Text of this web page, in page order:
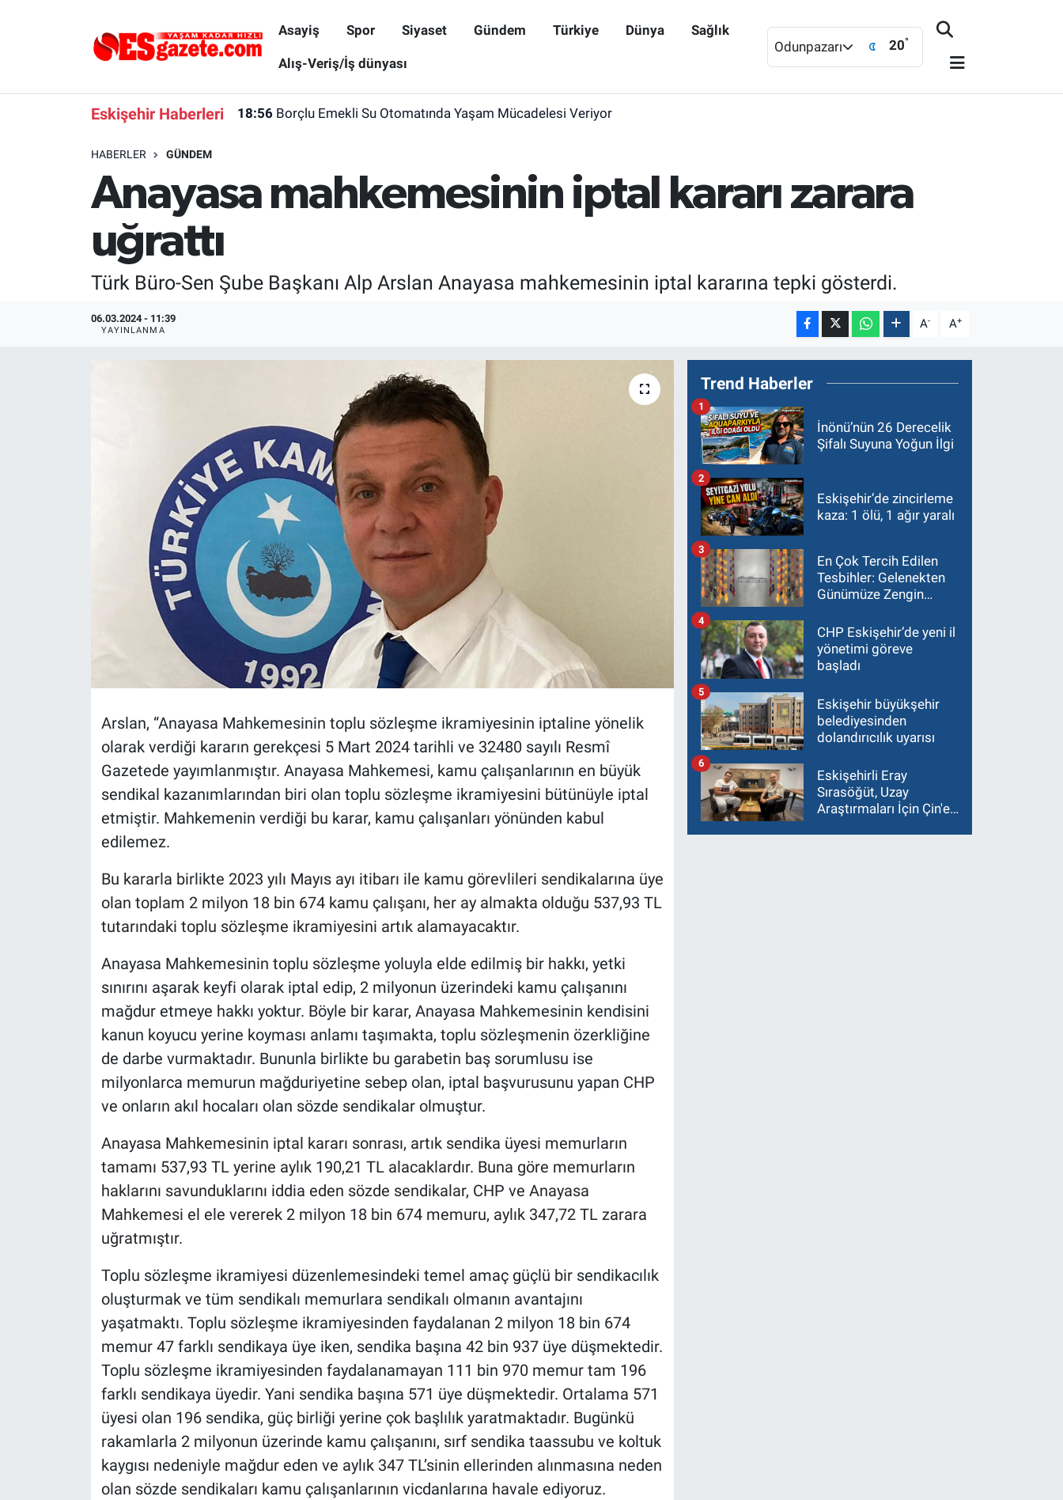
Asayiş Spor Siyaset Gündem Türkiye Dünya Sağlık
Alış-Veriş/İş dünyası
Odunpazarı 20°
Eskişehir Haberleri 18:56 Borçlu Emekli Su Otomatında Yaşam Mücadelesi Veriyor
HABERLER GÜNDEM
Anayasa mahkemesinin iptal kararı zarara
uğrattı
Türk Büro-Sen Şube Başkanı Alp Arslan Anayasa mahkemesinin iptal kararına tepki gösterdi.
06.03.2024 - 11:39
YAYINLANMA A- A+
Arslan, “Anayasa Mahkemesinin toplu sözleşme ikramiyesinin iptaline yönelik
olarak verdiği kararın gerekçesi 5 Mart 2024 tarihli ve 32480 sayılı Resmî
Gazetede yayımlanmıştır. Anayasa Mahkemesi, kamu çalışanlarının en büyük
sendikal kazanımlarından biri olan toplu sözleşme ikramiyesini bütünüyle iptal
etmiştir. Mahkemenin verdiği bu karar, kamu çalışanları yönünden kabul
edilemez.
Bu kararla birlikte 2023 yılı Mayıs ayı itibarı ile kamu görevlileri sendikalarına üye
olan toplam 2 milyon 18 bin 674 kamu çalışanı, her ay almakta olduğu 537,93 TL
tutarındaki toplu sözleşme ikramiyesini artık alamayacaktır.
Anayasa Mahkemesinin toplu sözleşme yoluyla elde edilmiş bir hakkı, yetki
sınırını aşarak keyfi olarak iptal edip, 2 milyonun üzerindeki kamu çalışanını
mağdur etmeye hakkı yoktur. Böyle bir karar, Anayasa Mahkemesinin kendisini
kanun koyucu yerine koyması anlamı taşımakta, toplu sözleşmenin özerkliğine
de darbe vurmaktadır. Bununla birlikte bu garabetin baş sorumlusu ise
milyonlarca memurun mağduriyetine sebep olan, iptal başvurusunu yapan CHP
ve onların akıl hocaları olan sözde sendikalar olmuştur.
Anayasa Mahkemesinin iptal kararı sonrası, artık sendika üyesi memurların
tamamı 537,93 TL yerine aylık 190,21 TL alacaklardır. Buna göre memurların
haklarını savunduklarını iddia eden sözde sendikalar, CHP ve Anayasa
Mahkemesi el ele vererek 2 milyon 18 bin 674 memuru, aylık 347,72 TL zarara
uğratmıştır.
Toplu sözleşme ikramiyesi düzenlemesindeki temel amaç güçlü bir sendikacılık
oluşturmak ve tüm sendikalı memurlara sendikalı olmanın avantajını
yaşatmaktı. Toplu sözleşme ikramiyesinden faydalanan 2 milyon 18 bin 674
memur 47 farklı sendikaya üye iken, sendika başına 42 bin 937 üye düşmektedir.
Toplu sözleşme ikramiyesinden faydalanamayan 111 bin 970 memur tam 196
farklı sendikaya üyedir. Yani sendika başına 571 üye düşmektedir. Ortalama 571
üyesi olan 196 sendika, güç birliği yerine çok başlılık yaratmaktadır. Bugünkü
rakamlarla 2 milyonun üzerinde kamu çalışanını, sırf sendika taassubu ve koltuk
kaygısı nedeniyle mağdur eden ve aylık 347 TL’sinin ellerinden alınmasına neden
olan sözde sendikaları kamu çalışanlarının vicdanlarına havale ediyoruz.
Trend Haberler
İnönü’nün 26 Derecelik
Şifalı Suyuna Yoğun İlgi
1
Eskişehir’de zincirleme
kaza: 1 ölü, 1 ağır yaralı
2
En Çok Tercih Edilen
Tesbihler: Gelenekten
Günümüze Zengin
3
CHP Eskişehir’de yeni il
yönetimi göreve
başladı
4
Eskişehir büyükşehir
belediyesinden
dolandırıcılık uyarısı
5
Eskişehirli Eray
Sırasöğüt, Uzay
Araştırmaları İçin Çin'e
6
Eskişehirspor Arşivi
Eskişehir Arşivi
Eskişehir Nöbetçi Eczaneler
Süper Lig Puan Durumu ve Fikstür
Tüm Manşetler
Son Dakika Haberleri